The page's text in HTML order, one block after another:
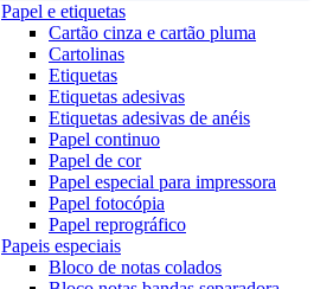
Papel e etiquetas
Cartão cinza e cartão pluma
Cartolinas
Etiquetas
Etiquetas adesivas
Etiquetas adesivas de anéis
Papel continuo
Papel de cor
Papel especial para impressora
Papel fotocópia
Papel reprográfico
Papeis especiais
Bloco de notas colados